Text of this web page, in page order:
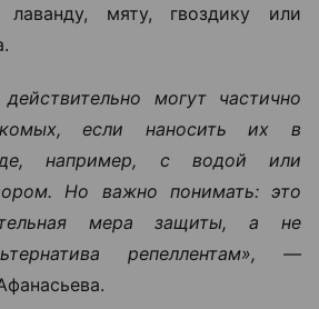
мяту, гвоздику или
могут частично
если наносить их в
например, с водой или
Но важно понимать: это
мера защиты, а не
репеллентам», —